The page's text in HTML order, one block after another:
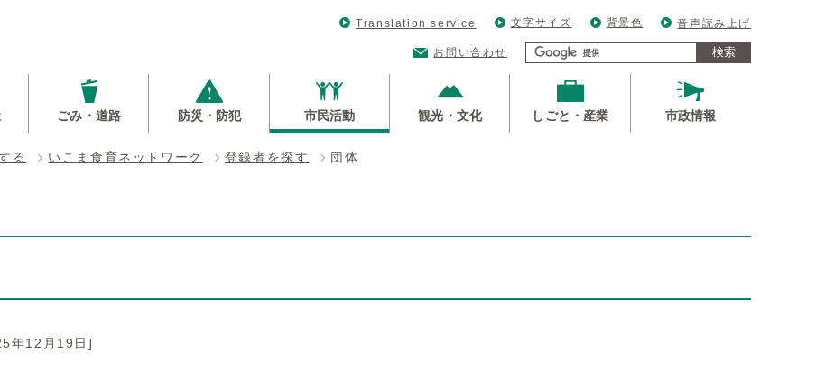
Translation service 文字サイズ 背景色 音声読み上げ
お問い合わせ 検索
ごみ・道路 防災・防犯 市民活動 観光・文化 しごと・産業 市政情報
る いこま食育ネットワーク 登録者を探す 団体
年12月19日]